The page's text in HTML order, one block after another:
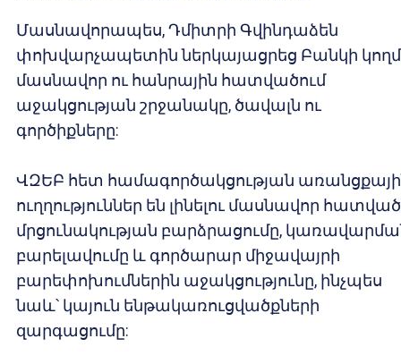
Մասնավորապես, Դմիտրի Գվինդաձեն
փոխվարչապետին ներկայացրեց Բանկի
մասնավոր ու հանրային հատվածում
աջակցության շրջանակը, ծավալն ու
գործիքները:
ՎԶԵԲ հետ համագործակցության
ուղղություններ են լինելու մասնավոր
մրցունակության բարձրացումը,
բարելավումը և գործարար միջավայրի
բարեփոխումներին աջակցությունը, ինչպես
նաև՝ կայուն ենթակառուցվածքների
զարգացումը: